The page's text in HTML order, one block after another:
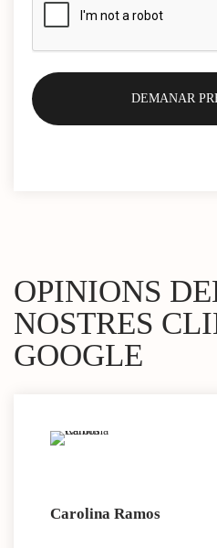
OPINIONS
NOSTRES
GOOGLE
Carolina Ramos